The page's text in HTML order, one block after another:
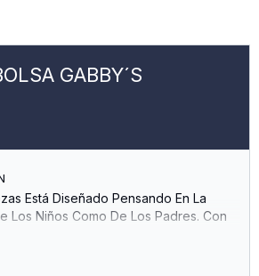
GABBY´S
Está Diseñado Pensando En La
Los Niños Como De Los Padres. Con
Este Juego Desafía A Los Niños A